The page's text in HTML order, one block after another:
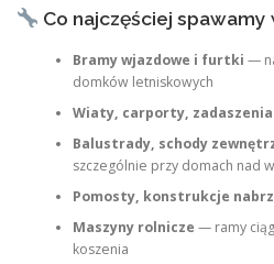
Co najczęściej spawamy
Bramy wjazdowe i furtki —
domków letniskowych
Wiaty, carporty,
Balustrady, schody
szczególnie przy domach nad
Pomosty, konstrukcje
Maszyny rolnicze — ramy
koszenia